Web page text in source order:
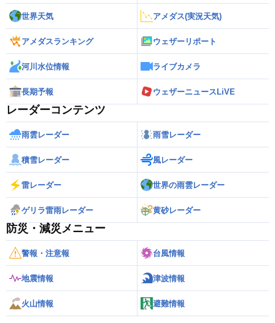
世界天気 アメダス(実況天気)
アメダスランキング ウェザーリポート
河川水位情報 ライブカメラ
長期予報 ウェザーニュースLiVE
レーダーコンテンツ
雨雲レーダー 雨雪レーダー
積雪レーダー 風レーダー
雷レーダー 世界の雨雲レーダー
ゲリラ雷雨レーダー 黄砂レーダー
防災・減災メニュー
警報・注意報 台風情報
地震情報 津波情報
火山情報 避難情報